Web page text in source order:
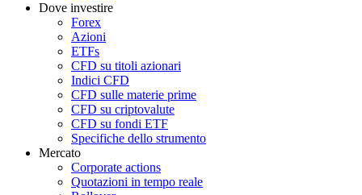
Dove investire
Forex
Azioni
ETFs
CFD su titoli azionari
Indici CFD
CFD sulle materie prime
CFD su criptovalute
CFD su fondi ETF
Specifiche dello strumento
Mercato
Corporate actions
Quotazioni in tempo reale